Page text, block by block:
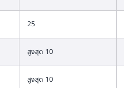
25
สูงสุด 10
สูงสุด 10